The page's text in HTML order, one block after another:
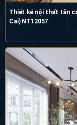
Thiết kế nội thất tân
Cai) NT12057